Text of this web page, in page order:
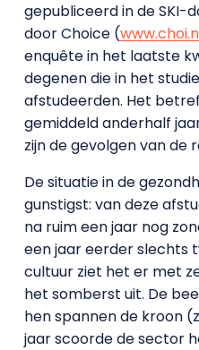
gepubliceerd in de SKI-
door Choice (
enquête in het laatste
degenen die in het
afstudeerden. Het
gemiddeld anderhalf
zijn de gevolgen van de
De situatie in de
gunstigst: van deze
na ruim een jaar nog
een jaar eerder slechts
cultuur ziet het er met
het somberst uit. De
hen spannen de kroon
jaar scoorde de sector